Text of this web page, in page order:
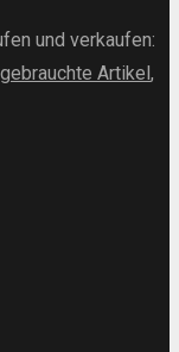
und verkaufen:
gebrauchte Artikel,